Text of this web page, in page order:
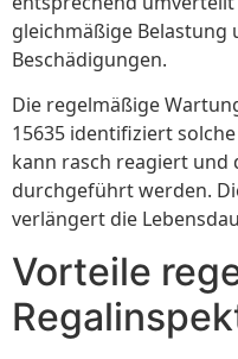
gleichmäßige Belastung
Beschädigungen.
Die regelmäßige
15635 identifiziert
kann rasch reagiert und
durchgeführt werden.
verlängert die
Vorteile